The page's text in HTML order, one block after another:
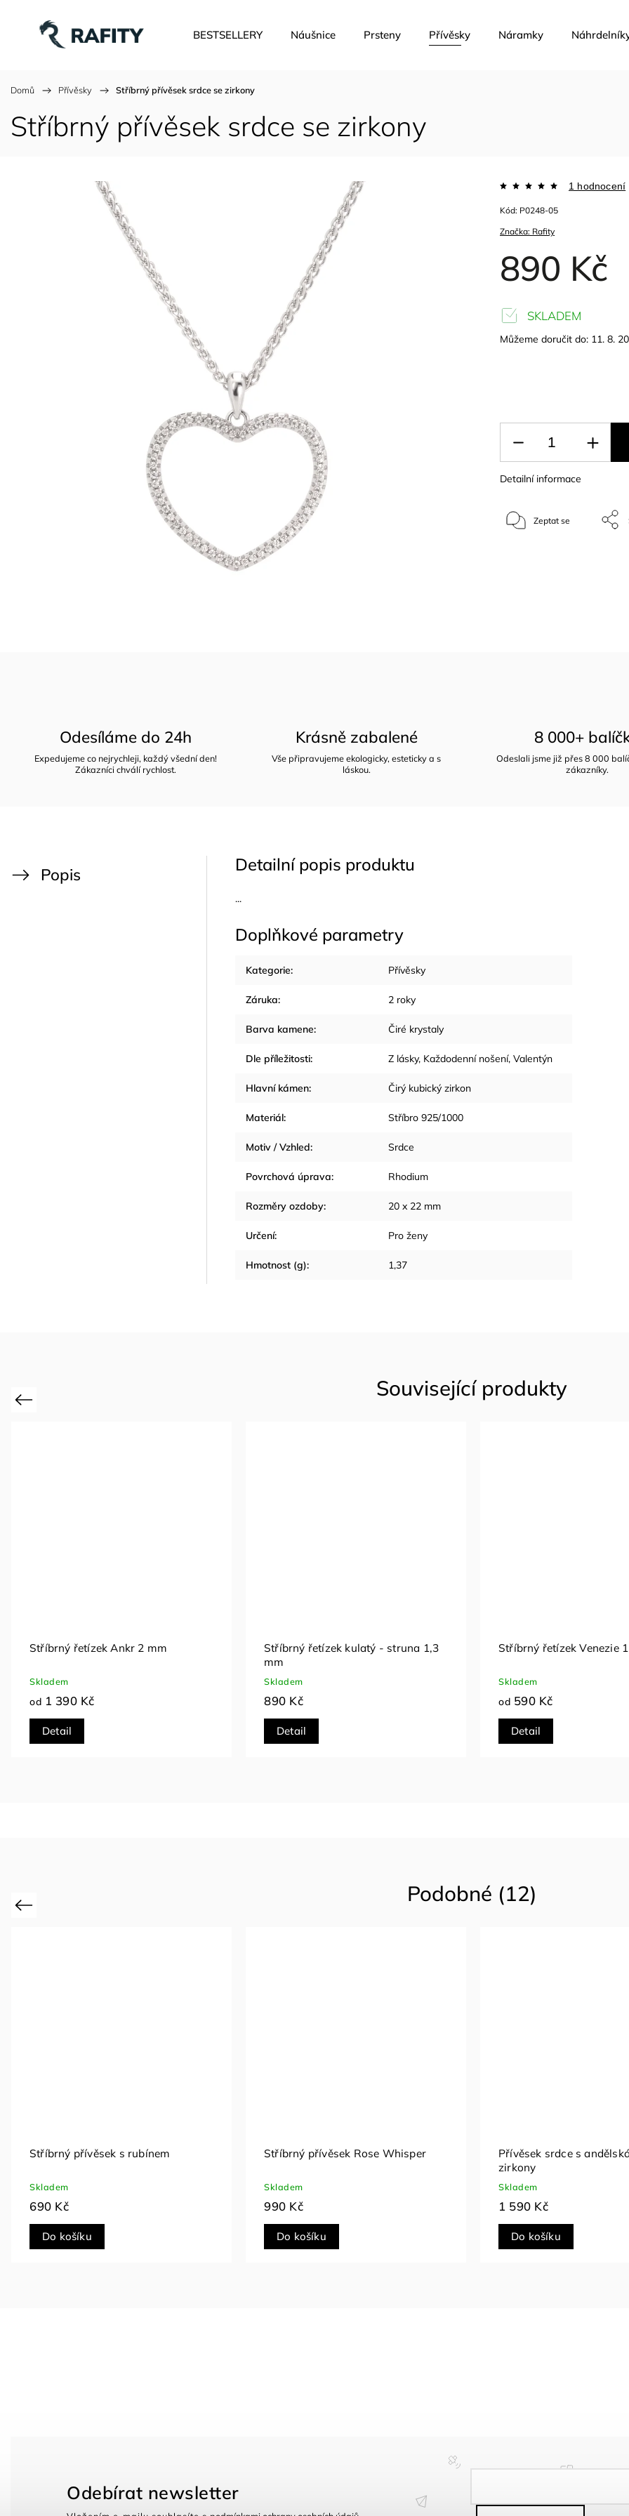
BESTSELLERY Náušnice Prsteny Přívěsky Náramky
Domů / Přívěsky / Stříbrný přívěsek srdce se zirkony
Stříbrný přívěsek srdce se zirkony
Značka: Rafity
1 hodnocení
890 Kč
Kód: P0248-05
SKLADEM
Můžeme doručit do: 11. 8.
Detailní informace
Zeptat se
Odesíláme do 24h
Expedujeme co nejrychleji, každý všední den!
Zákazníci chválí rychlost.
Krásně zabalené
Vše připravujeme ekologicky, esteticky a s
láskou.
8 000+
Odeslali jsme již přes 8 000
zákazníky.
Popis Detailní popis produktu
...
Doplňkové parametry
Kategorie: Přívěsky
Záruka: 2 roky
Barva kamene: Čiré krystaly
Dle příležitosti: Z lásky, Každodenní nošení, Valentýn
Hlavní kámen: Čirý kubický zirkon
Materiál: Stříbro 925/1000
Motiv / Vzhled: Srdce
Povrchová úprava: Rhodium
Rozměry ozdoby: 20 x 22 mm
Určení: Pro ženy
Hmotnost (g): 1,37
Související produkty
Previous
Stříbrný řetízek Real Snake 1,5mm
Skladem
od 1 390 Kč
Detail
Stříbrný řetízek Panzer 1 mm
Skladem
od790 Kč
Detail
Stříbrný řetízek Twist
Skladem
990 Kč
Detail
Podobné (12)
Previous
Stříbrný přívěsek srdce se zirkony
Skladem
1 190 Kč
Do košíku
Stříbrný přívěsek se safírem
Skladem
590 Kč
Do košíku
Stříbrný přívěsek T se
Skladem
490 Kč
Do košíku
Odebírat newsletter